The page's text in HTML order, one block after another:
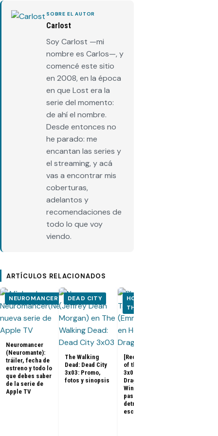
SOBRE EL AUTOR
Carlost
Soy Carlost —mi
nombre es Carlos—, y
comencé este sitio
en 2008, en la época
en que Lost era la
serie del momento:
de ahí el nombre.
Desde entonces no
he parado: me
encantan las series y
el streaming, y acá
vas a encontrar mis
coberturas,
adelantos y
recomendaciones de
todo lo que voy
viendo.
ARTÍCULOS RELACIONADOS
NEUROMANCER
Neuromancer
(Neuromante):
tráiler, fecha de
estreno y todo lo
que debes saber
de la serie de
Apple TV
DEAD CITY
The Walking
Dead: Dead City
3x03: Promo,
fotos y sinopsis
HOUSE OF
THE DRAGON
[Recap] House
of the Dragon
3x07 «The
Dragon in
Winter»: qué
pasó, análisis y
detrás de
escena